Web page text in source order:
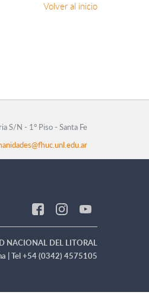
Volver al inicio
S/N - 1° Piso - Santa Fe
NACIONAL DEL LITORAL
| Tel +54 (0342) 4575105